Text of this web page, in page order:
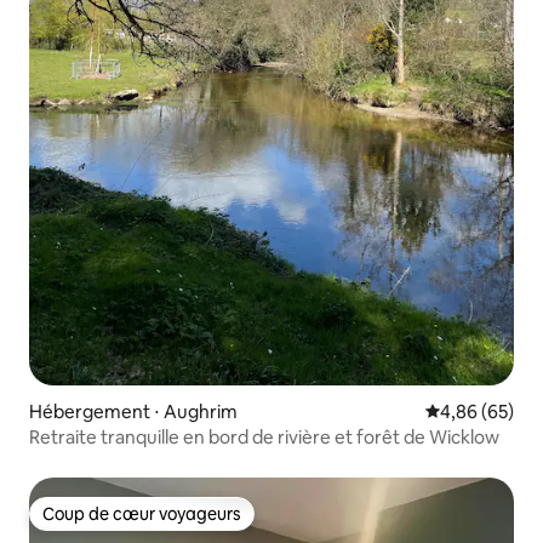
Hébergement ⋅ Aughrim Évaluation
4,86 (65)
Retraite tranquille en bord de rivière et forêt de Wicklow
Coup de cœur voyageurs
Coup de cœur voyageurs